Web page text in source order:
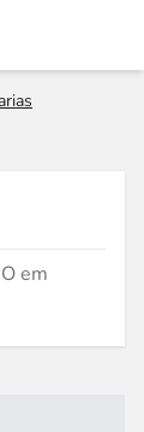
em